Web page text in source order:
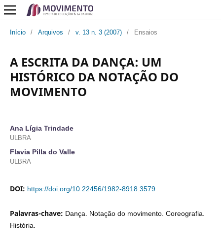
Início / Arquivos / v. 13 n. 3 (2007) / Ensaios
A ESCRITA DA DANÇA: UM
HISTÓRICO DA NOTAÇÃO DO
MOVIMENTO
Ana Lígia Trindade
ULBRA
Flavia Pilla do Valle
ULBRA
DOI: https://doi.org/10.22456/1982-8918.3579
Palavras-chave: Dança. Notação do movimento. Coreografia.
História.